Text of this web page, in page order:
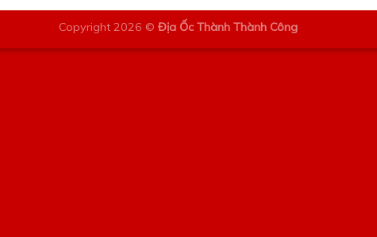
Copyright 2026 © Địa Ốc Thành Thành Công